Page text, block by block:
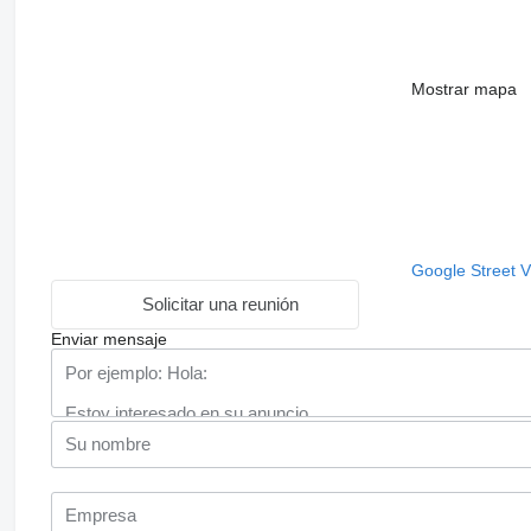
Mostrar mapa
Google Street
Solicitar una reunión
Enviar mensaje